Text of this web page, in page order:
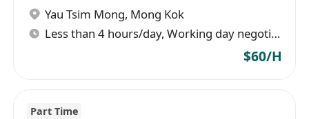
Yau Tsim Mong, Mong Kok
Less than 4 hours/day, Working day negotiable
$60/H
Part Time